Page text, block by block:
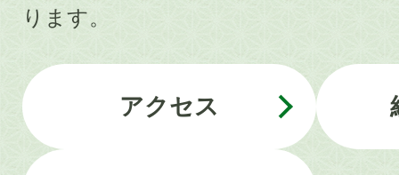
ります。
アクセス